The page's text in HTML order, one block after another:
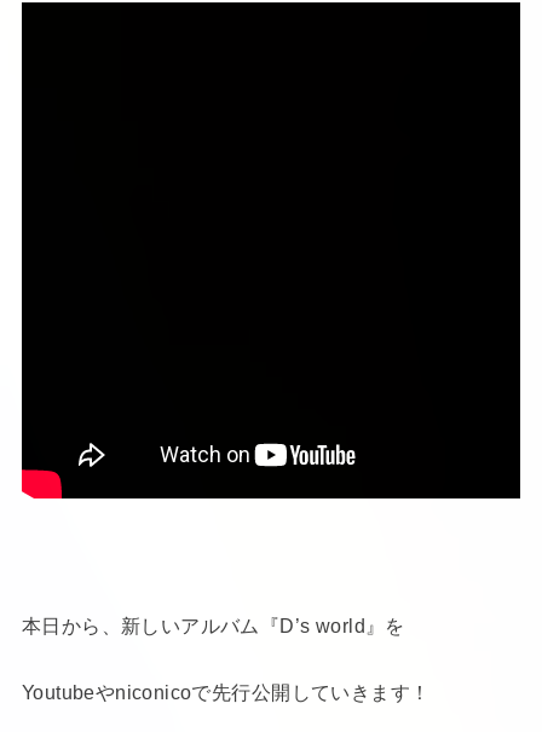
本日から、新しいアルバム『D’s world』を
Youtubeやniconicoで先行公開していきます！